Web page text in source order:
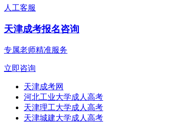
人工客服
天津成考报名咨询
专属老师精准服务
立即咨询
天津成考网
河北工业大学成人高考
天津理工大学成人高考
天津城建大学成人高考